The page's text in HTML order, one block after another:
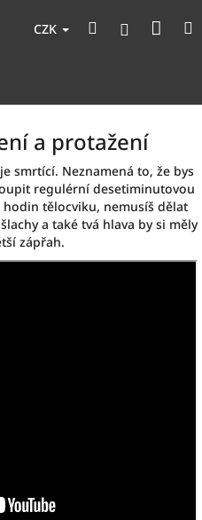
CZK Hledat
a protažení
smrtící. Neznamená to, že bys
regulérní desetiminutovou
tělocviku, nemusíš dělat
a také tvá hlava by si měly
zápřah.